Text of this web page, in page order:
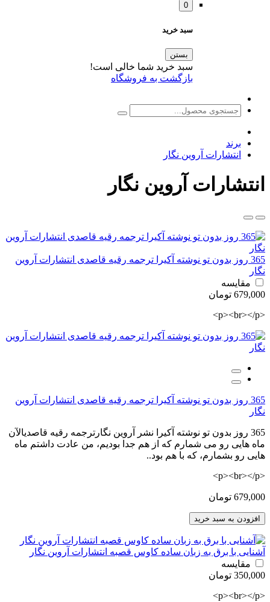
0
سبد خرید
بستن
سبد خرید شما خالی است!
بازگشت به فروشگاه
برند
انتشارات آروین نگار
انتشارات آروین نگار
365 روز بدون تو نوشته آکیرا ترجمه رقیه قاصدی انتشارات آروین
نگار
مقایسه
679,000 تومان
<p><br></p>
365 روز بدون تو نوشته آکیرا ترجمه رقیه قاصدی انتشارات آروین
نگار
365 روز بدون تو نوشته آکیرا نشر آروین نگارترجمه رقیه قاصدیالآن
ماه هایی رو می شمارم که از هم جدا بودیم، من عادت داشتم ماه
هایی رو بشمارم، که با هم بود..
<p><br></p>
679,000 تومان
افزودن به سبد خرید
آشنایی با برق به زبان ساده کاوس قصبه انتشارات آروین نگار
مقایسه
350,000 تومان
<p><br></p>